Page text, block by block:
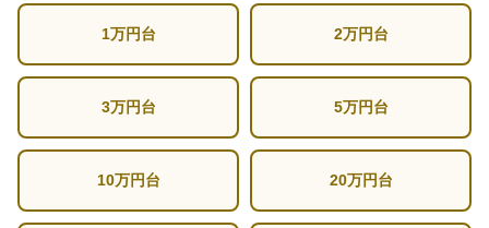
1万円台 2万円台
3万円台 5万円台
10万円台 20万円台